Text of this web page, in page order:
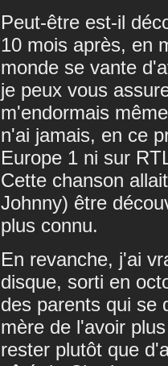
Peut-être est-il
10 mois après, en
monde se vante
je peux vous
m'endormais
n'ai jamais, en ce
Europe 1 ni sur
Cette chanson
Johnny) être
plus connu.
En revanche, j'ai
disque, sorti en
des parents qui se
mère de l'avoir
rester plutôt que